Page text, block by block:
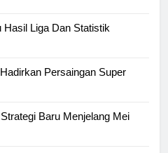
Hasil Liga Dan Statistik
Persaingan Super
Baru Menjelang Mei